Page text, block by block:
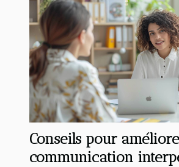
Conseils pour
communication